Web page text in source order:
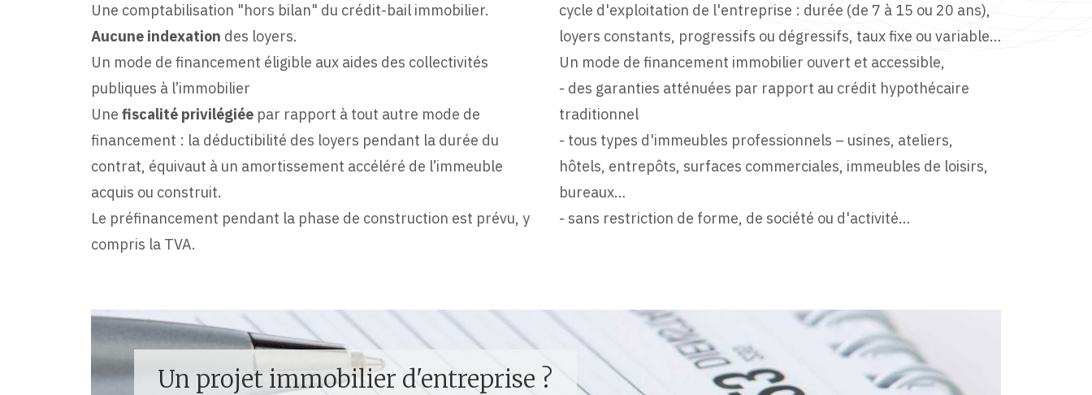
Une comptabilisation "hors bilan" du crédit-bail immobilier.
Aucune indexation des loyers.
Un mode de financement éligible aux aides des collectivités
publiques à l’immobilier
Une fiscalité privilégiée par rapport à tout autre mode de
financement : la déductibilité des loyers pendant la durée du
contrat, équivaut à un amortissement accéléré de l’immeuble
acquis ou construit.
Le préfinancement pendant la phase de construction est prévu, y
compris la TVA.
cycle d'exploitation de l'entreprise : durée (de 7 à 15 ou 20 ans),
loyers constants, progressifs ou dégressifs, taux fixe ou variable…
Un mode de financement immobilier ouvert et accessible,
- des garanties atténuées par rapport au crédit hypothécaire
traditionnel
- tous types d'immeubles professionnels – usines, ateliers,
hôtels, entrepôts, surfaces commerciales, immeubles de loisirs,
bureaux…
- sans restriction de forme, de société ou d'activité…
Un projet immobilier d'entreprise ?